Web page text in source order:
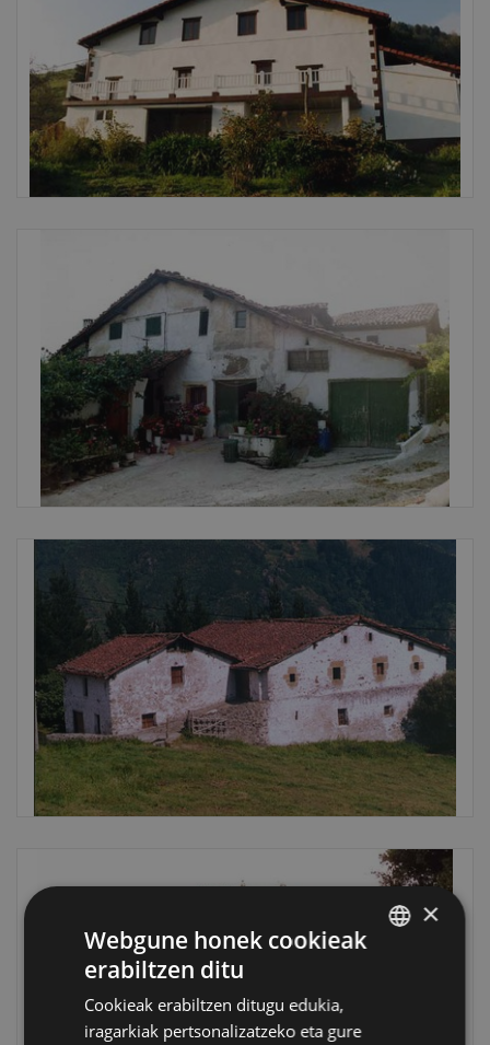
×
Webgune honek cookieak
erabiltzen ditu
Cookieak erabiltzen ditugu edukia,
iragarkiak pertsonalizatzeko eta gure